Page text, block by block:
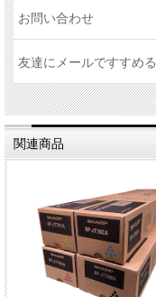
お問い合わせ
友達にメールですすめる
関連商品